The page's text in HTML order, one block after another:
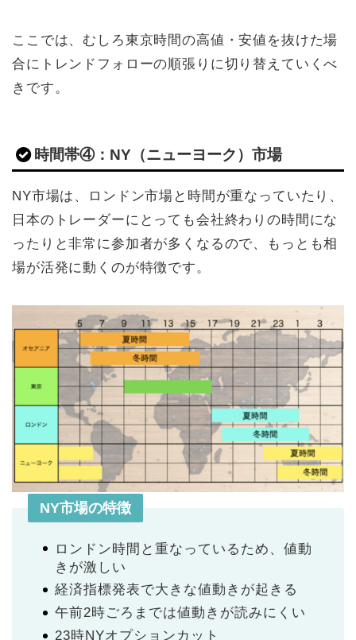
ここでは、むしろ東京時間の高値・安値を抜けた場
合にトレンドフォローの順張りに切り替えていくべ
きです。
時間帯④：NY（ニューヨーク）市場
NY市場は、ロンドン市場と時間が重なっていたり、
日本のトレーダーにとっても会社終わりの時間にな
ったりと非常に参加者が多くなるので、もっとも相
場が活発に動くのが特徴です。
NY市場の特徴
ロンドン時間と重なっているため、値動
きが激しい
経済指標発表で大きな値動きが起きる
午前2時ごろまでは値動きが読みにくい
23時NYオプションカット